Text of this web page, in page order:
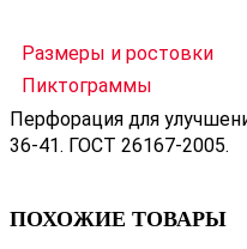
Размеры и ростовки
Пиктограммы
Перфорация для
36-41. ГОСТ 26167-2005.
ПОХОЖИЕ ТОВАРЫ